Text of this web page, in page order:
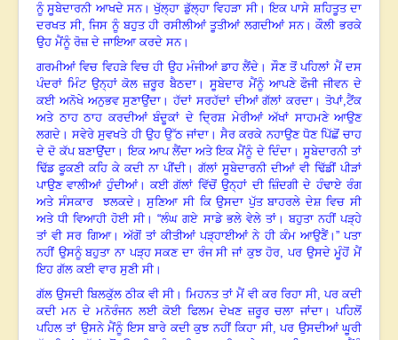
ਨੂੰ ਸੂਬੇਦਾਰਨੀ ਆਖਦੇ ਸਨ। ਖੁੱਲ੍ਹਾ ਡੁੱਲ੍ਹਾ ਵਿਹੜਾ ਸੀ। ਇਕ ਪਾਸੇ ਸ਼ਹਿਤੂਤ ਦਾ
ਦਰਖਤ ਸੀ, ਜਿਸ ਨੂੰ ਬਹੁਤ ਹੀ ਰਸੀਲੀਆਂ ਤੂਤੀਆਂ ਲਗਦੀਆਂ ਸਨ। ਕੌਲੀ ਭਰਕੇ
ਉਹ ਮੈਂਨੂੰ ਰੋਜ਼ ਦੇ ਜਾਇਆ ਕਰਦੇ ਸਨ।
ਗਰਮੀਆਂ ਵਿਚ ਵਿਹੜੇ ਵਿਚ ਹੀ ਉਹ ਮੰਜੀਆਂ ਡਾਹ ਲੈਂਦੇ। ਸੌਣ ਤੋਂ ਪਹਿਲਾਂ ਮੈਂ ਦਸ
ਪੰਦਰਾਂ ਮਿੰਟ ਉਨ੍ਹਾਂ ਕੋਲ ਜ਼ਰੂਰ ਬੈਠਦਾ। ਸੂਬੇਦਾਰ ਮੈਂਨੂੰ ਆਪਣੇ ਫੌਜੀ ਜੀਵਨ ਦੇ
ਕਈ ਅਨੋਖੇ ਅਨੁਭਵ ਸੁਣਾਉਂਦਾ। ਹੱਦਾਂ ਸਰਹੱਦਾਂ ਦੀਆਂ ਗੱਲਾਂ ਕਰਦਾ। ਤੋਪਾਂ,ਟੈਂਕ
ਅਤੇ ਠਾਹ ਠਾਹ ਕਰਦੀਆਂ ਬੰਦੂਕਾਂ ਦੇ ਦ੍ਰਿਸ਼ ਮੇਰੀਆਂ ਅੱਖਾਂ ਸਾਹਮਣੇ ਆਉਣ
ਲਗਦੇ। ਸਵੇਰੇ ਸੁਵਖਤੇ ਹੀ ਉਹ ਉੱਠ ਜਾਂਦਾ। ਸੈਰ ਕਰਕੇ ਨਹਾਉਣ ਧੋਣ ਪਿੱਛੋਂ ਚਾਹ
ਦੇ ਦੋ ਕੱਪ ਬਣਾਉਂਦਾ। ਇਕ ਆਪ ਲੈਂਦਾ ਅਤੇ ਇਕ ਮੈਂਨੂੰ ਦੇ ਦਿੰਦਾ। ਸੂਬੇਦਾਰਨੀ ਤਾਂ
ਢਿੱਡ ਫੂਕਣੀ ਕਹਿ ਕੇ ਕਦੀ ਨਾ ਪੀਂਦੀ। ਗੱਲਾਂ ਸੂਬੇਦਾਰਨੀ ਦੀਆਂ ਵੀ ਢਿੱਡੀਂ ਪੀੜਾਂ
ਪਾਉਣ ਵਾਲੀਆਂ ਹੁੰਦੀਆਂ। ਕਈ ਗੱਲਾਂ ਵਿੱਚੋਂ ਉਨ੍ਹਾਂ ਦੀ ਜ਼ਿੰਦਗੀ ਦੇ ਹੰਢਾਏ ਰੰਗ
ਅਤੇ ਸੰਸਕਾਰ ਝਲਕਦੇ। ਸੁਣਿਆ ਸੀ ਕਿ ਉਸਦਾ ਪੁੱਤ ਬਾਹਰਲੇ ਦੇਸ਼ ਵਿਚ ਸੀ
ਅਤੇ ਧੀ ਵਿਆਹੀ ਹੋਈ ਸੀ।“ਲੰਘ ਗਏ ਸਾਡੇ ਭਲੇ ਵੇਲੇ ਤਾਂ। ਬਹੁਤਾ ਨਹੀਂ ਪੜ੍ਹੇ
ਤਾਂ ਵੀ ਸਰ ਗਿਆ। ਅੱਗੋਂ ਤਾਂ ਕੀਤੀਆਂ ਪੜ੍ਹਾਈਆਂ ਨੇ ਹੀ ਕੰਮ ਆਉਣੈਂ। ”ਪਤਾ
ਨਹੀਂ ਉਸਨੂੰ ਬਹੁਤਾ ਨਾ ਪੜ੍ਹ ਸਕਣ ਦਾ ਰੰਜ ਸੀ ਜਾਂ ਕੁਝ ਹੋਰ,ਪਰ ਉਸਦੇ ਮੂੰਹੋਂ ਮੈਂ
ਇਹ ਗੱਲ ਕਈ ਵਾਰ ਸੁਣੀ ਸੀ।
ਗੱਲ ਉਸਦੀ ਬਿਲਕੁੱਲ ਠੀਕ ਵੀ ਸੀ। ਮਿਹਨਤ ਤਾਂ ਮੈਂ ਵੀ ਕਰ ਰਿਹਾ ਸੀ, ਪਰ ਕਦੀ
ਕਦੀ ਮਨ ਦੇ ਮਨੋਰੰਜਨ ਲਈ ਕੋਈ ਫਿਲਮ ਦੇਖਣ ਜ਼ਰੂਰ ਚਲਾ ਜਾਂਦਾ। ਪਹਿਲੋਂ
ਪਹਿਲ ਤਾਂ ਉਸਨੇ ਮੈਂਨੂੰ ਇਸ ਬਾਰੇ ਕਦੀ ਕੁਝ ਨਹੀਂ ਕਿਹਾ ਸੀ,ਪਰ ਉਸਦੀਆਂ ਘੂਰੀ